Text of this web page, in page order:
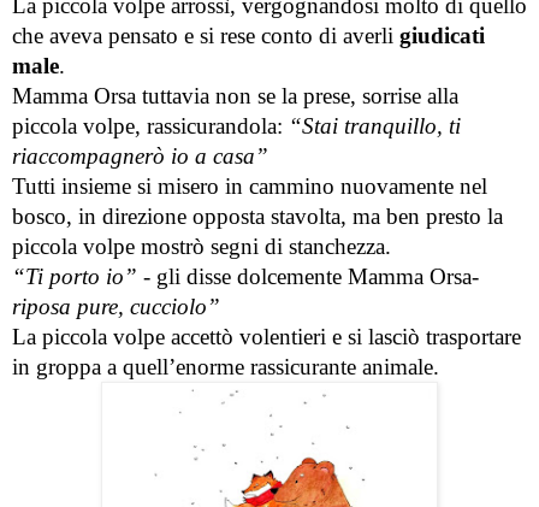
La piccola volpe arrossì, vergognandosi molto di quello
che aveva pensato e si rese conto di averli giudicati
male.
Mamma Orsa tuttavia non se la prese, sorrise alla
piccola volpe, rassicurandola: “Stai tranquillo, ti
riaccompagnerò io a casa”
Tutti insieme si misero in cammino nuovamente nel
bosco, in direzione opposta stavolta, ma ben presto la
piccola volpe mostrò segni di stanchezza.
“Ti porto io”
riposa pure, cucciolo”
La piccola volpe accettò volentieri e si lasciò trasportare
in groppa a quell’enorme rassicurante animale.